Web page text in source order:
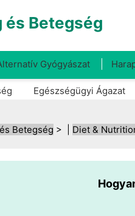
és Betegség
Gyógyászat
Egészségügyi Ágazat
Betegség > | Diet &